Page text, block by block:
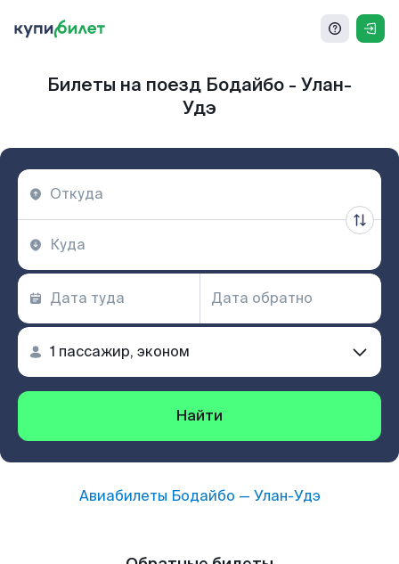
Билеты на поезд Бодайбо - Улан-
Удэ
Найти
Авиабилеты Бодайбо — Улан-Удэ